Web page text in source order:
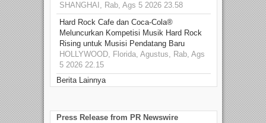
SHANGHAI, Rab, Ags 5 2026 23.58
Hard Rock Cafe dan Coca-Cola®
Meluncurkan Kompetisi Musik Hard Rock
Rising untuk Musisi Pendatang Baru
HOLLYWOOD, Florida, Agustus, Rab, Ags
5 2026 22.15
Berita Lainnya
Press Release from PR Newswire